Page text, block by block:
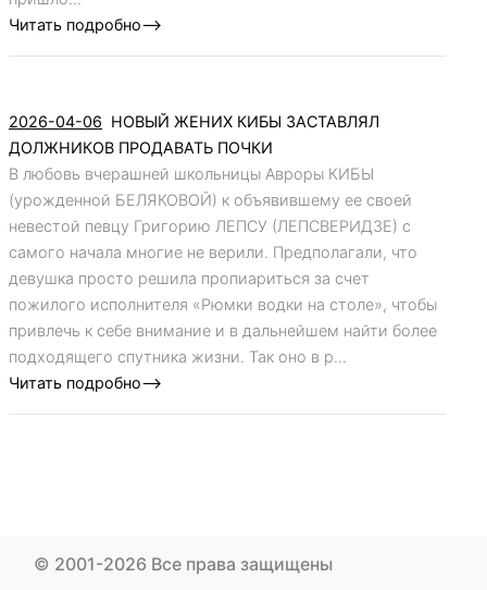
Читать подробно-->
2026-04-06 НОВЫЙ ЖЕНИХ КИБЫ ЗАСТАВЛЯЛ
ДОЛЖНИКОВ ПРОДАВАТЬ ПОЧКИ
В любовь вчерашней школьницы Авроры КИБЫ
(урожденной БЕЛЯКОВОЙ) к объявившему ее своей
невестой певцу Григорию ЛЕПСУ (ЛЕПСВЕРИДЗЕ) с
самого начала многие не верили. Предполагали, что
девушка просто решила пропиариться за счет
пожилого исполнителя «Рюмки водки на столе», чтобы
привлечь к себе внимание и в дальнейшем найти более
подходящего спутника жизни. Так оно в р...
Читать подробно-->
© 2001-2026 Все права защищены